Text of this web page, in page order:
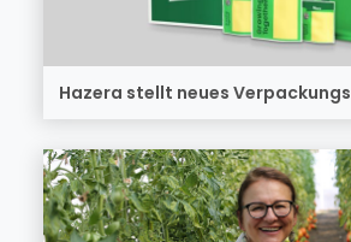
Hazera stellt neues